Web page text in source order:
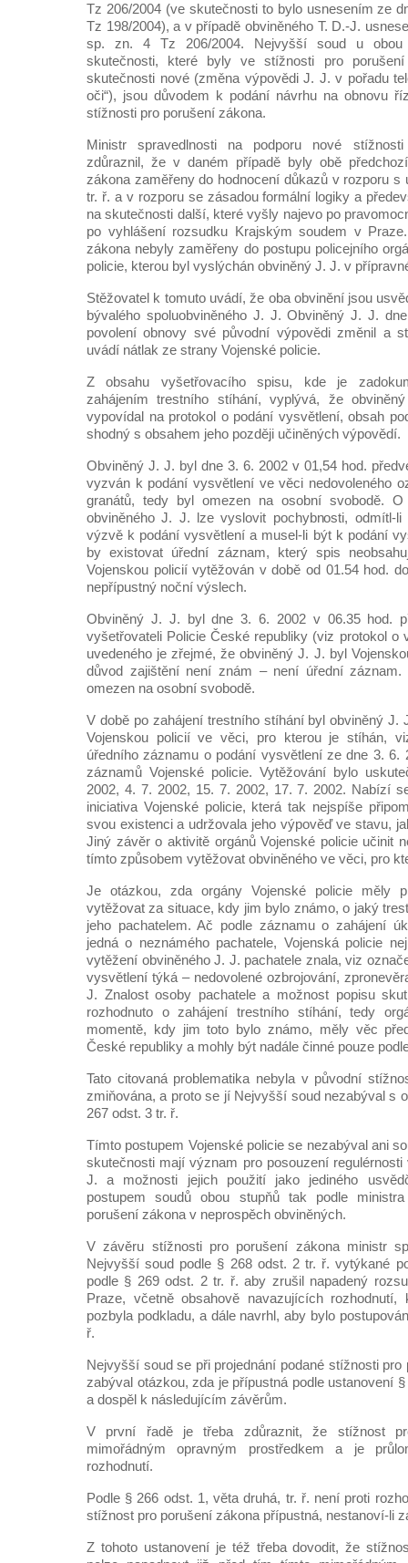
Tz 206/2004 (ve skutečnosti to bylo usnesením ze
Tz 198/2004), a v případě obviněného T. D.-J.
sp. zn. 4 Tz 206/2004. Nejvyšší soud u obou
skutečnosti, které byly ve stížnosti pro
skutečnosti nové (změna výpovědi J. J. v pořadu
oči“), jsou důvodem k podání návrhu na obnovu
stížnosti pro porušení zákona.
Ministr spravedlnosti na podporu nové
zdůraznil, že v daném případě byly obě
zákona zaměřeny do hodnocení důkazů v rozporu s
tr. ř. a v rozporu se zásadou formální logiky a
na skutečnosti další, které vyšly najevo po
po vyhlášení rozsudku Krajským soudem v
zákona nebyly zaměřeny do postupu policejního
policie, kterou byl vyslýchán obviněný J. J. v
Stěžovatel k tomuto uvádí, že oba obvinění jsou
bývalého spoluobviněného J. J. Obviněný J. J.
povolení obnovy své původní výpovědi změnil a
uvádí nátlak ze strany Vojenské policie.
Z obsahu vyšetřovacího spisu, kde je
zahájením trestního stíhání, vyplývá, že
vypovídal na protokol o podání vysvětlení, obsah
shodný s obsahem jeho později učiněných výpovědí.
Obviněný J. J. byl dne 3. 6. 2002 v 01,54 hod.
vyzván k podání vysvětlení ve věci nedovoleného
granátů, tedy byl omezen na osobní svobodě. O
obviněného J. J. lze vyslovit pochybnosti, odmítl-
výzvě k podání vysvětlení a musel-li být k podání
by existovat úřední záznam, který spis
Vojenskou policií vytěžován v době od 01.54 hod.
nepřípustný noční výslech.
Obviněný J. J. byl dne 3. 6. 2002 v 06.35 hod.
vyšetřovateli Policie České republiky (viz protokol o
uvedeného je zřejmé, že obviněný J. J. byl
důvod zajištění není znám – není úřední
omezen na osobní svobodě.
V době po zahájení trestního stíhání byl obviněný J.
Vojenskou policií ve věci, pro kterou je stíhán,
úředního záznamu o podání vysvětlení ze dne 3. 6.
záznamů Vojenské policie. Vytěžování bylo
2002, 4. 7. 2002, 15. 7. 2002, 17. 7. 2002. Nabízí
iniciativa Vojenské policie, která tak nejspíše
svou existenci a udržovala jeho výpověď ve stavu,
Jiný závěr o aktivitě orgánů Vojenské policie učinit
tímto způsobem vytěžovat obviněného ve věci, pro
Je otázkou, zda orgány Vojenské policie měly
vytěžovat za situace, kdy jim bylo známo, o jaký
jeho pachatelem. Ač podle záznamu o zahájení
jedná o neznámého pachatele, Vojenská policie
vytěžení obviněného J. J. pachatele znala, viz
vysvětlení týká – nedovolené ozbrojování,
J. Znalost osoby pachatele a možnost popisu
rozhodnuto o zahájení trestního stíhání, tedy
momentě, kdy jim toto bylo známo, měly věc
České republiky a mohly být nadále činné pouze
Tato citovaná problematika nebyla v původní
zmiňována, a proto se jí Nejvyšší soud nezabýval s
267 odst. 3 tr. ř.
Tímto postupem Vojenské policie se nezabýval ani
skutečnosti mají význam pro posouzení
J. a možnosti jejich použití jako jediného
postupem soudů obou stupňů tak podle
porušení zákona v neprospěch obviněných.
V závěru stížnosti pro porušení zákona ministr
Nejvyšší soud podle § 268 odst. 2 tr. ř. vytýkané
podle § 269 odst. 2 tr. ř. aby zrušil napadený
Praze, včetně obsahově navazujících
pozbyla podkladu, a dále navrhl, aby bylo
ř.
Nejvyšší soud se při projednání podané stížnosti pro
zabýval otázkou, zda je přípustná podle ustanovení
a dospěl k následujícím závěrům.
V první řadě je třeba zdůraznit, že stížnost
mimořádným opravným prostředkem a je
rozhodnutí.
Podle § 266 odst. 1, věta druhá, tr. ř. není proti
stížnost pro porušení zákona přípustná, nestanoví-li
Z tohoto ustanovení je též třeba dovodit, že